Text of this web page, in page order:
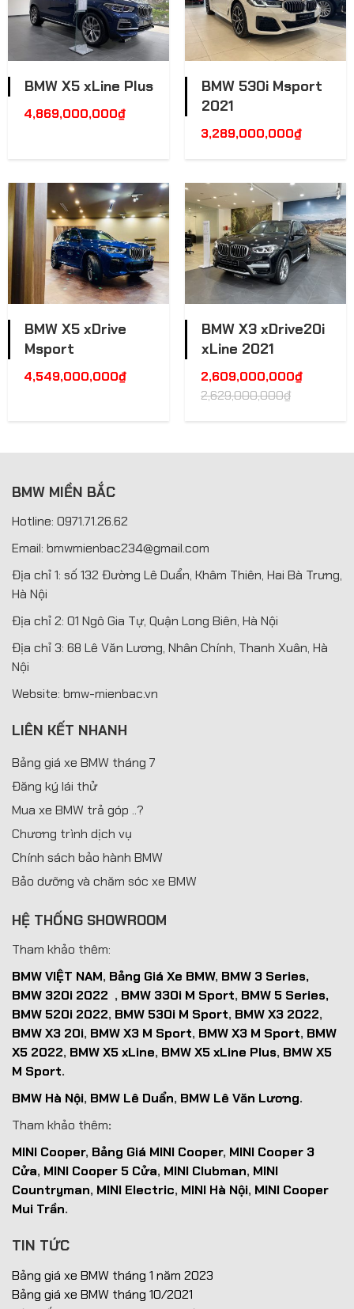
BMW X5 xLine Plus
4,869,000,000₫
BMW 530i Msport
2021
3,289,000,000₫
BMW X5 xDrive
Msport
4,549,000,000₫
BMW X3 xDrive20i
xLine 2021
2,609,000,000₫
2,629,000,000₫
BMW MIỀN BẮC
Hotline: 0971.71.26.62
Email: bmwmienbac234@gmail.com
Địa chỉ 1: số 132 Đường Lê Duẩn, Khâm Thiên, Hai Bà Trưng,
Hà Nội
Địa chỉ 2: 01 Ngô Gia Tự, Quận Long Biên, Hà Nội
Địa chỉ 3: 68 Lê Văn Lương, Nhân Chính, Thanh Xuân, Hà
Nội
Website: bmw-mienbac.vn
LIÊN KẾT NHANH
Bảng giá xe BMW tháng 7
Đăng ký lái thử
Mua xe BMW trả góp ..?
Chương trình dịch vụ
Chính sách bảo hành BMW
Bảo dưỡng và chăm sóc xe BMW
HỆ THỐNG SHOWROOM
Tham khảo thêm:
BMW VIỆT NAM, Bảng Giá Xe BMW, BMW 3 Series,
BMW 320i 2022 , BMW 330i M Sport, BMW 5 Series,
BMW 520i 2022, BMW 530i M Sport, BMW X3 2022,
BMW X3 20i, BMW X3 M Sport, BMW X3 M Sport, BMW
X5 2022, BMW X5 xLine, BMW X5 xLine Plus, BMW X5
M Sport.
BMW Hà Nội, BMW Lê Duẩn, BMW Lê Văn Lương.
Tham khảo thêm:
MINI Cooper, Bảng Giá MINI Cooper, MINI Cooper 3
Cửa, MINI Cooper 5 Cửa, MINI Clubman, MINI
Countryman, MINI Electric, MINI Hà Nội, MINI Cooper
Mui Trần.
TIN TỨC
Bảng giá xe BMW tháng 1 năm 2023
Bảng giá xe BMW tháng 10/2021